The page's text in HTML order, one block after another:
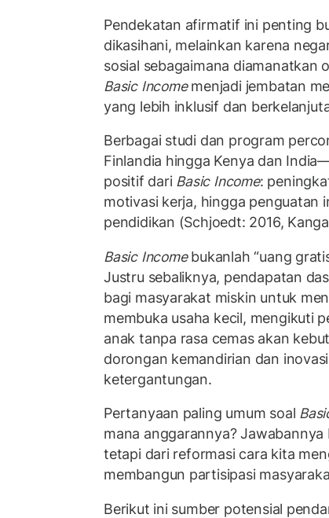
Pendekatan afirmatif ini penting
dikasihani, melainkan karena
sosial sebagaimana diamanatkan
Basic Incomemenjadi jembatan
yang lebih inklusif dan
Berbagai studi dan program
Finlandia hingga Kenya dan
positif dariBasic Income:
motivasi kerja, hingga penguatan
pendidikan (Schjoedt: 2016,
Basic Incomebukanlah “uang
Justru sebaliknya, pendapatan
bagi masyarakat miskin untuk
membuka usaha kecil, mengikuti
anak tanpa rasa cemas akan
dorongan kemandirian dan
ketergantungan.
Pertanyaan paling umum soal
mana anggarannya? Jawabannya
tetapi dari reformasi cara kita
membangun partisipasi
Berikut ini sumber potensial